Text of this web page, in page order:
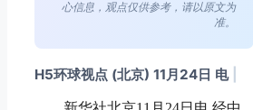
心信息，观点仅供参考，请以原文为
准。
H5环球视点 (北京) 11月24日 电